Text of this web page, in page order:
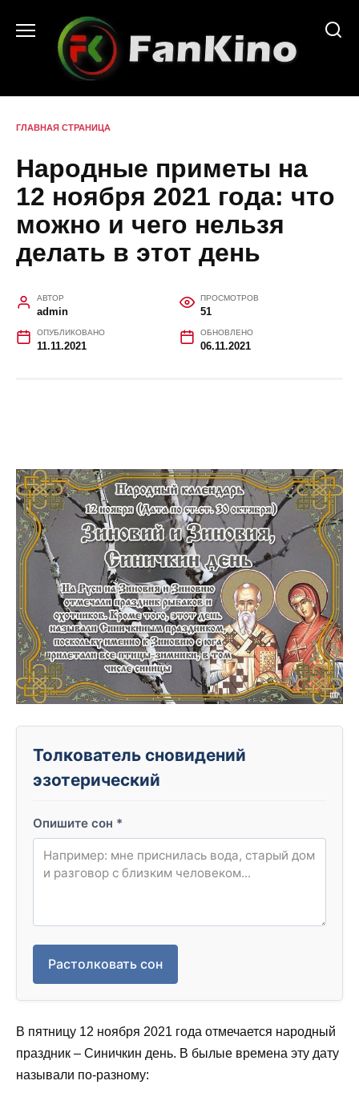
содержанию
ГЛАВНАЯ СТРАНИЦА
Народные приметы на
12 ноября 2021 года: что
можно и чего нельзя
делать в этот день
АВТОР
admin
ПРОСМОТРОВ
51
ОПУБЛИКОВАНО
11.11.2021
ОБНОВЛЕНО
06.11.2021
Толкователь сновидений
эзотерический
Опишите сон *
Растолковать сон
В пятницу 12 ноября 2021 года отмечается народный
праздник – Синичкин день. В былые времена эту дату
называли по-разному: